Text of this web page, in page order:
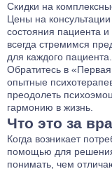
Скидки на
Цены на
состояния пациента
всегда стремимся
для каждого пациента.
Обратитесь в
опытные
преодолеть
гармонию в жизнь.
Что это за
Когда возникает
помощью для
понимать, чем